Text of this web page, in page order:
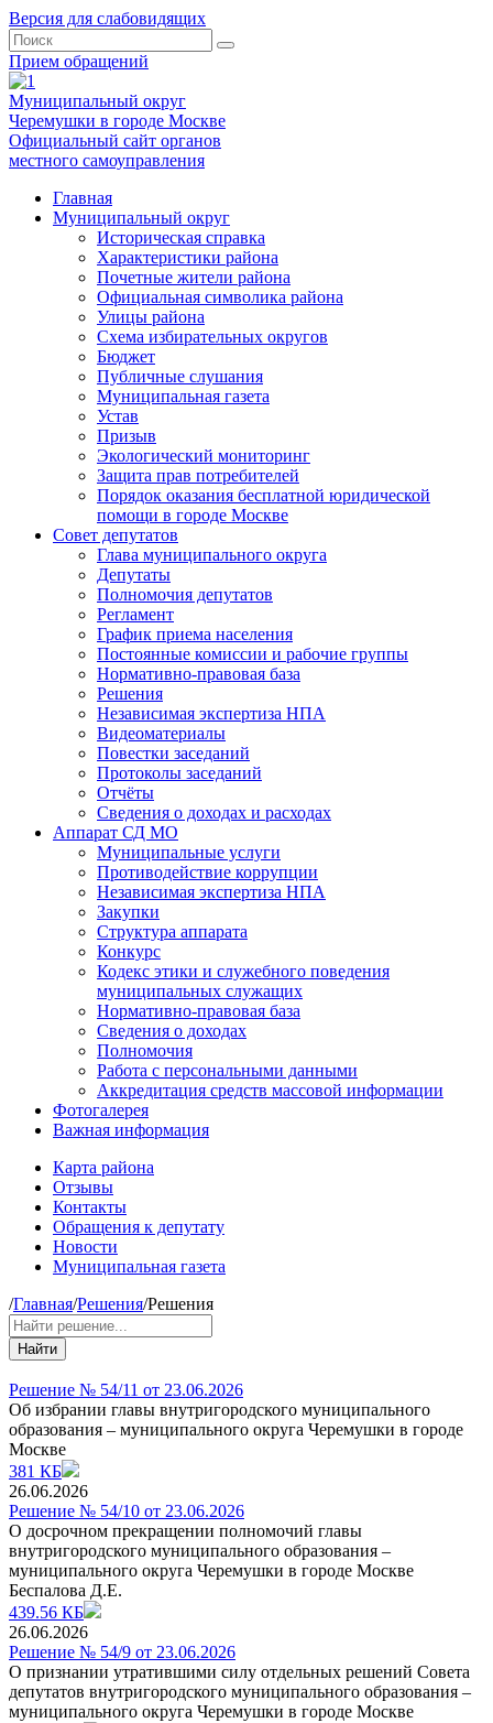
Версия для слабовидящих
Прием обращений
Муниципальный округ
Черемушки в городе Москве
Официальный сайт органов
местного самоуправления
Главная
Муниципальный округ
Историческая справка
Характеристики района
Почетные жители района
Официальная символика района
Улицы района
Схема избирательных округов
Бюджет
Публичные слушания
Муниципальная газета
Устав
Призыв
Экологический мониторинг
Защита прав потребителей
Порядок оказания бесплатной юридической
помощи в городе Москве
Совет депутатов
Глава муниципального округа
Депутаты
Полномочия депутатов
Регламент
График приема населения
Постоянные комиссии и рабочие группы
Нормативно-правовая база
Решения
Независимая экспертиза НПА
Видеоматериалы
Повестки заседаний
Протоколы заседаний
Отчёты
Сведения о доходах и расходах
Аппарат СД МО
Муниципальные услуги
Противодействие коррупции
Независимая экспертиза НПА
Закупки
Структура аппарата
Конкурс
Кодекс этики и служебного поведения
муниципальных служащих
Нормативно-правовая база
Сведения о доходах
Полномочия
Работа с персональными данными
Аккредитация средств массовой информации
Фотогалерея
Важная информация
Карта района
Отзывы
Контакты
Обращения к депутату
Новости
Муниципальная газета
/Главная/Решения/Решения
Найти
Решение № 54/11 от 23.06.2026
Об избрании главы внутригородского муниципального
образования – муниципального округа Черемушки в городе
Москве
381 КБ
26.06.2026
Решение № 54/10 от 23.06.2026
О досрочном прекращении полномочий главы
внутригородского муниципального образования –
муниципального округа Черемушки в городе Москве
Беспалова Д.Е.
439.56 КБ
26.06.2026
Решение № 54/9 от 23.06.2026
О признании утратившими силу отдельных решений Совета
депутатов внутригородского муниципального образования –
муниципального округа Черемушки в городе Москве